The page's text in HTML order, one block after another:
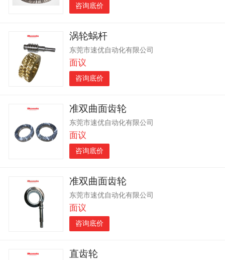
咨询底价
涡轮蜗杆
东莞市速优自动化有限公司
面议
咨询底价
准双曲面齿轮
东莞市速优自动化有限公司
面议
咨询底价
准双曲面齿轮
东莞市速优自动化有限公司
面议
咨询底价
直齿轮